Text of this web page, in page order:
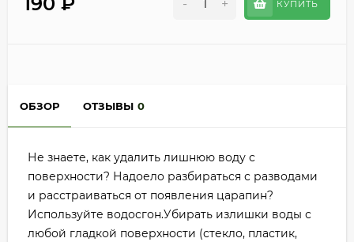
- + КУПИТЬ
ОБЗОР ОТЗЫВЫ 0
Не знаете, как удалить лишнюю воду с
поверхности? Надоело разбираться с разводами
и расстраиваться от появления царапин?
Используйте водосгон.Убирать излишки воды с
любой гладкой поверхности (стекло, пластик,